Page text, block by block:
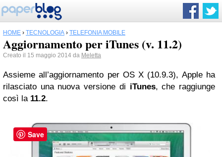
HOME › TECNOLOGIA › TELEFONIA MOBILE
Aggiornamento per iTunes (v. 11.2)
Creato il 15 maggio 2014 da Meletta
Assieme all’aggiornamento per OS X (10.9.3), Apple ha
rilasciato una nuova versione di iTunes, che raggiunge
così la 11.2.
Save